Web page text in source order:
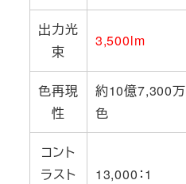
出力光
束
3,500lm
色再現
性
約10億7,300万
色
コント
ラスト
13,000：1